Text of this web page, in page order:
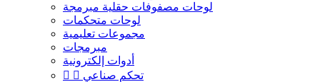
لوحات مصفوفات حقلية مبرمجة
لوحات متحكمات
مجموعات تعليمية
مبرمجات
أدوات إلكترونية
  تحكم صناعي